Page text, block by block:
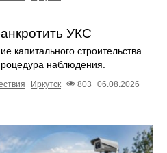
УКС
капитального строительства
наблюдения.
Иркутск 803 06.08.2026